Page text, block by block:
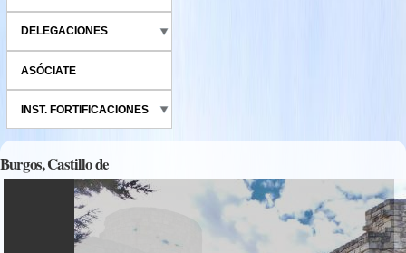
DELEGACIONES
ASÓCIATE
INST. FORTIFICACIONES
Burgos, Castillo de